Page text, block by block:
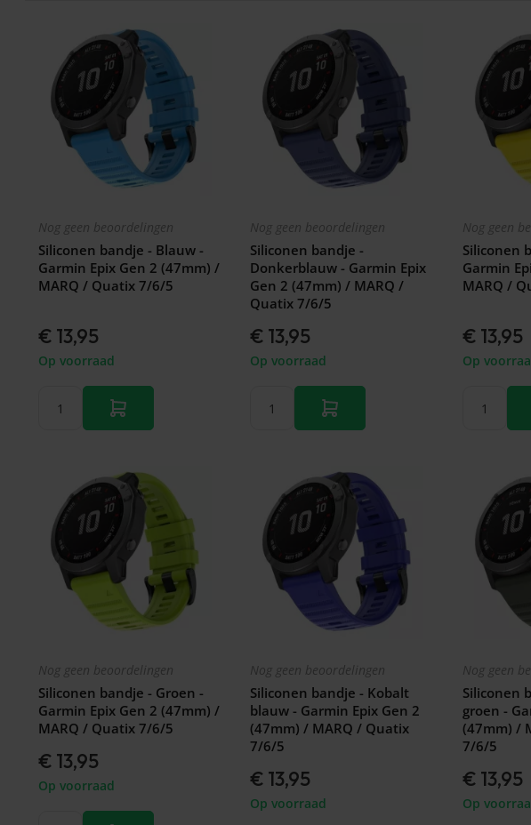
Nog geen beoordelingen
Siliconen bandje - Blauw -
Garmin Epix Gen 2 (47mm) /
MARQ / Quatix 7/6/5
€ 13,95
Op voorraad
Nog geen beoordelingen
Siliconen bandje -
Donkerblauw - Garmin Epix
Gen 2 (47mm) / MARQ /
Quatix 7/6/5
€ 13,95
Op voorraad
Nog geen
Siliconen
Garmin
MARQ /
€ 13,95
Op
Nog geen beoordelingen
Siliconen bandje - Groen -
Garmin Epix Gen 2 (47mm) /
MARQ / Quatix 7/6/5
€ 13,95
Op voorraad
Nog geen beoordelingen
Siliconen bandje - Kobalt
blauw - Garmin Epix Gen 2
(47mm) / MARQ / Quatix
7/6/5
€ 13,95
Op voorraad
Nog geen
Siliconen
groen -
(47mm) /
7/6/5
€ 13,95
Op